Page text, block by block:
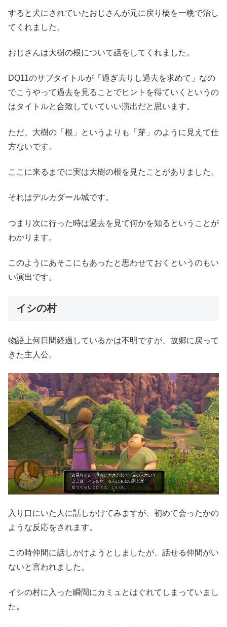
すると犬にされていたおじさんが元に戻り橋を一晩で治し
てくれました。
おじさんは大樹の根について話をしてくれました。
DQ11のサブタイトルが「過ぎ去りし過去を求めて」なの
でこうやって過去を見ることでヒントを得ていくというの
はタイトルと合致していていい演出だと思います。
ただ、大樹の「根」というよりも「芽」のように見えて仕
方ないです。
ここに来るまでに実は大樹の根を見たことがありました。
それはデルカダール城です。
つまり次に行った時は過去を見て何かを知るということが
わかります。
このようにあそこにもあったと思わせておくというのもい
い演出です。
イシの村
物語上何日間経過しているかは不明ですが、故郷に戻って
きた主人公。
入り口にいた人に話しかけてみますが、初めて会ったかの
ような反応をされます。
この時仲間に話しかけようとしましたが、話せる仲間がい
ないと言われました。
イシの村に入った瞬間にカミュとはぐれてしまっていまし
た。